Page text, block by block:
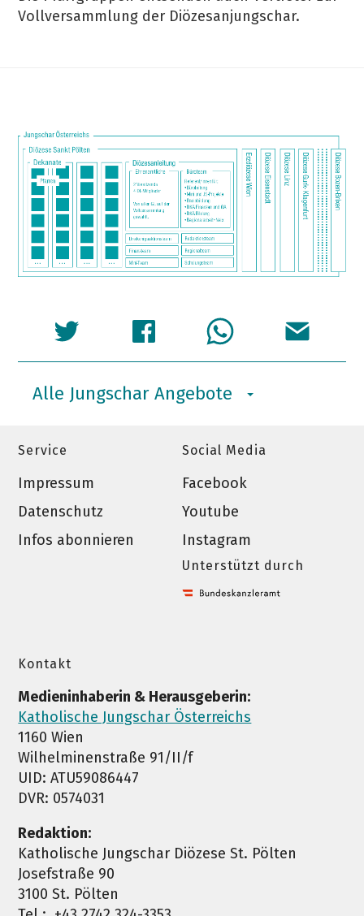
Vollversammlung der Diözesanjungschar.
Alle Jungschar Angebote
Service
Impressum
Datenschutz
Infos abonnieren
Social Media
Facebook
Youtube
Instagram
Unterstützt durch
Kontakt
Medieninhaberin & Herausgeberin:
Katholische Jungschar Österreichs
1160 Wien
Wilhelminenstraße 91/II/f
UID: ATU59086447
DVR: 0574031
Redaktion:
Katholische Jungschar Diözese St. Pölten
Josefstraße 90
3100 St. Pölten